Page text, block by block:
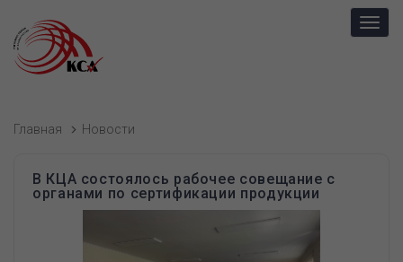
Главная Новости
В КЦА состоялось рабочее совещание с
органами по сертификации продукции